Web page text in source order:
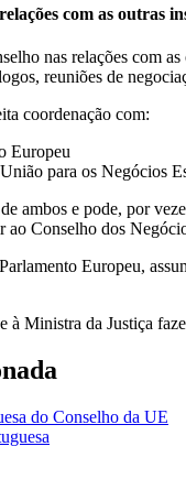
com as outras
nas relações com
reuniões de
coordenação com:
Europeu
para os Negócios
ambos e pode, por
Conselho dos
Europeu,
à Ministra da Justiça
do Conselho da UE